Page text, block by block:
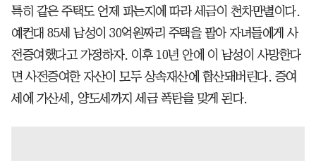
특히 같은 주택도 언제 파는지에 따라 세금이 천차만별이다.
예컨대 85세 남성이 30억원짜리 주택을 팔아 자녀들에게 사
전증여했다고 가정하자. 이후 10년 안에 이 남성이 사망한다
면 사전증여한 자산이 모두 상속재산에 합산돼버린다. 증여
세에 가산세, 양도세까지 세금 폭탄을 맞게 된다.